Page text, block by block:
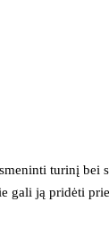
turinį
gali ją pridėti